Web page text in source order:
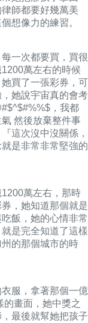
師都要好幾萬美
想像力的練習。
一次都要買，買很
萬左右的時候
買了一張彩券，可
她說宇宙真的會考
，我都
然後放棄整件事
這次沒中沒關係，
是非常非常堅強的
萬左右，那時
，她知道那個就是
飯，她的心情非常
是完全知道了這樣
的那個城市的時
服，拿著那個一億
的畫面，她中獎之
最後就幫她把孩子